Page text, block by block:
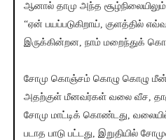
ஆனால் தாமு அந்த
“ஏன் பயப்படுகிறாய், குளத்தில்
இருக்கின்றன, நாம் மறைந்துக்
சோமு கொஞ்சம் கொழு கொழு மீன்,
அதற்குள் மீனவர்கள் வலை வீச,
சோமு மாட்டிக் கொண்டது,
படாத பாடு பட்டது, இறுதியில்